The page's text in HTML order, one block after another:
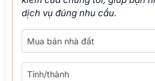
dịch vụ đúng nhu cầu.
Loại nhà đất
Tỉnh/thành